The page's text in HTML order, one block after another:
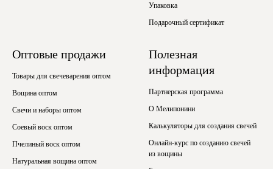
Упаковка
Подарочный сертификат
Оптовые продажи
Товары для свечеварения оптом
Вощина оптом
Свечи и наборы оптом
Соевый воск оптом
Пчелиный воск оптом
Натуральная вощина оптом
Полезная
информация
Партнерская программа
О Мелипонини
Калькуляторы для создания свечей
Онлайн-курс по созданию свечей
из вощины